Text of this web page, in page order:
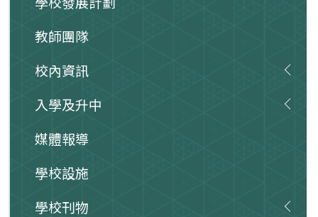
教師團隊
校內資訊
入學及升中
媒體報導
學校設施
學校刊物